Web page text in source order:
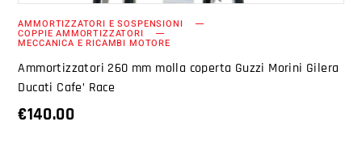
AMMORTIZZATORI E SOSPENSIONI
COPPIE AMMORTIZZATORI
MECCANICA E RICAMBI MOTORE
Ammortizzatori 260 mm molla coperta Guzzi Morini Gilera
Ducati Cafe’ Race
€140.00